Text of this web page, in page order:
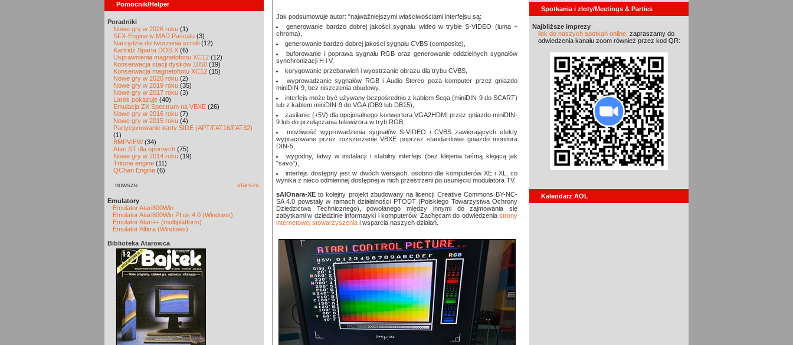
Pomocnik/Helper
Poradniki
Nowe gry w 2026 roku (1)
SFX-Engine w MAD Pascalu (3)
Narzędzie do tworzenia scrolli (12)
Kartridż Sparta DOS X (6)
Usprawnienia magnetofonu XC12 (12)
Konserwacja stacji dysków 1050 (19)
Konserwacja magnetofonu XC12 (15)
Nowe gry w 2020 roku (2)
Nowe gry w 2019 roku (35)
Nowe gry w 2017 roku (3)
Larek pokazuje (40)
Emulacja ZX Spectrum na VBXE (26)
Nowe gry w 2016 roku (7)
Nowe gry w 2015 roku (4)
Partycjonowanie karty SIDE (APT/FAT16/FAT32)
(1)
BMPVIEW(34)
Atari ST dla opornych (75)
Nowe gry w 2014 roku (19)
Tritone engine (11)
QChan Engine (6)
nowsze starsze
Emulatory
Emulator Atari800Win
Emulator Atari800Win PLus 4.0 (Windows)
Emulator Atari++ (multiplatform)
Emulator Altirra (Windows)
Biblioteka Atarowca
Jak podsumowuje autor: "najważniejszymi właściwościami interfejsu są:
generowanie bardzo dobrej jakości sygnału wideo w trybie S-VIDEO (luma +
chroma),
generowanie bardzo dobrej jakości sygnału CVBS (composite),
buforowanie i poprawa sygnału RGB oraz generowanie oddzielnych sygnałów
synchronizacji H i V,
korygowanie przebarwień i wyostrzanie obrazu dla trybu CVBS,
wyprowadzanie sygnałów RGB i Audio Stereo poza komputer przez gniazdo
miniDIN-9, bez niszczenia obudowy,
interfejs może być używany bezpośrednio z kablem Sega (miniDIN-9 do SCART)
lub z kablem miniDIN-9 do VGA (DB9 lub DB15),
zasilanie (+5V) dla opcjonalnego konwertera VGA2HDMI przez gniazdo miniDIN-
9 lub do przełączania telewizora w tryb RGB,
możliwość wyprowadzenia sygnałów S-VIDEO i CVBS zawierających efekty
wypracowane przez rozszerzenie VBXE poprzez standardowe gniazdo monitora
DIN-5,
wygodny, łatwy w instalacji i stabilny interfejs (bez klejenia taśmą klejącą jak
"savo"),
interfejs dostępny jest w dwóch wersjach, osobno dla komputerów XE i XL, co
wynika z nieco odmiennej dostępnej w nich przestrzeni po usunięciu modulatora TV.
sAIOnara-XE to kolejny projekt zbudowany na licencji Creative Commons BY-NC-
SA 4.0 powstały w ramach działalności PTODT (Polskiego Towarzystwa Ochrony
Dziedzictwa Technicznego), powołanego między innymi do zajmowania się
zabytkami w dziedzinie informatyki i komputerów. Zachęcam do odwiedzenia strony
internetowej stowarzyszenia i wsparcia naszych działań.
Spotkania i zloty/Meetings & Parties
Najbliższe imprezy
link do naszych spotkań online, zapraszamy do
odwiedzenia kanału zoom również przez kod QR:
Kalendarz AOL